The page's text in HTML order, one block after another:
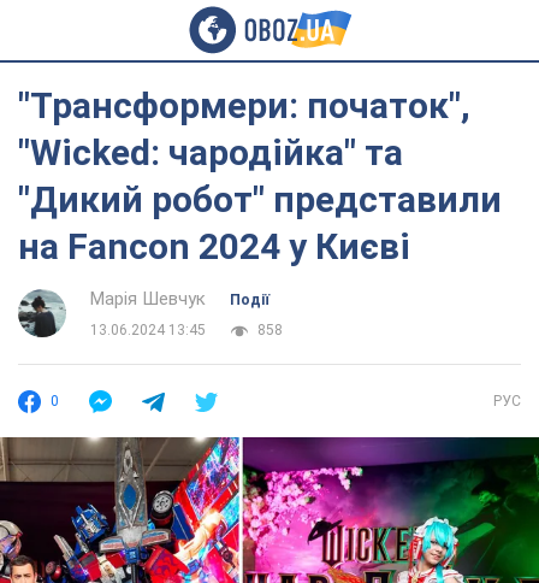
"Трансформери: початок",
"Wicked: чародійка" та
"Дикий робот" представили
на Fancon 2024 у Києві
Марія Шевчук
Події
13.06.2024 13:45
858
0 РУС